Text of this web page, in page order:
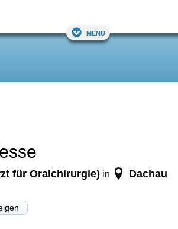
Menü
für Oralchirurgie) in Dachau